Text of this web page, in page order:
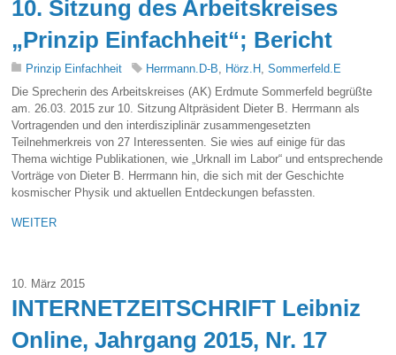
10. Sitzung des Arbeitskreises
„Prinzip Einfachheit“; Bericht
Prinzip Einfachheit Herrmann.D-B Hörz.H ,Sommerfeld.E
Die Sprecherin des Arbeitskreises (AK) Erdmute Sommerfeld begrüßte
am. 26.03. 2015 zur 10. Sitzung Altpräsident Dieter B. Herrmann als
Vortragenden und den interdisziplinär zusammengesetzten
Teilnehmerkreis von 27 Interessenten. Sie wies auf einige für das
Thema wichtige Publikationen, wie „Urknall im Labor“ und entsprechende
Vorträge von Dieter B. Herrmann hin, die sich mit der Geschichte
kosmischer Physik und aktuellen Entdeckungen befassten.
WEITER
10. März 2015
INTERNETZEITSCHRIFT Leibniz
Online, Jahrgang 2015, Nr. 17